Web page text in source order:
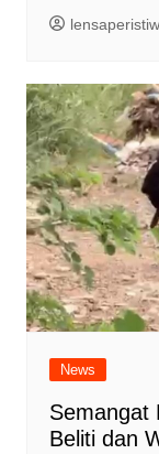
News
Semangat
Beliti dan